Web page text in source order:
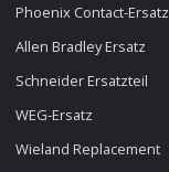
Phoenix Contact-Ersatz
Allen Bradley Ersatz
Schneider Ersatzteil
WEG-Ersatz
Wieland Replacement